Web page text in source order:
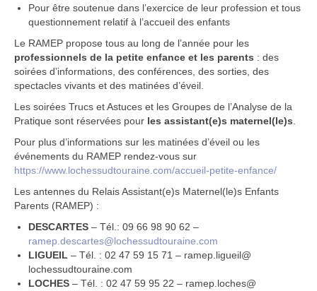
Pour être soutenue dans l’exercice de leur profession et tous
questionnement relatif à l’accueil des enfants
Le RAMEP propose tous au long de l’année pour les
professionnels de la petite enfance et les parents : des
soirées d’informations, des conférences, des sorties, des
spectacles vivants et des matinées d’éveil.
Les soirées Trucs et Astuces et les Groupes de l’Analyse de la
Pratique sont réservées pour les assistant(e)s maternel(le)s
Pour plus d’informations sur les matinées d’éveil ou les
événements du RAMEP rendez-vous sur
https://www.lochessudtouraine.com/accueil-petite-enfance/
Les antennes du Relais Assistant(e)s Maternel(le)s Enfants
Parents (RAMEP) :
DESCARTES – Tél.: 09 66 98 90 62 –
ramep.descartes@lochessudtouraine.com
LIGUEIL – Tél. : 02 47 59 15 71 – ramep.ligueil@
lochessudtouraine.com
LOCHES – Tél. : 02 47 59 95 22 – ramep.loches@